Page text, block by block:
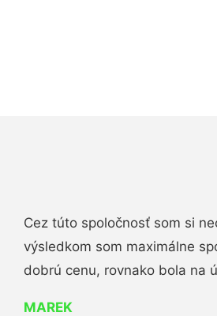
Cez túto spoločnosť som si
výsledkom som maximálne
dobrú cenu, rovnako bola na
MAREK